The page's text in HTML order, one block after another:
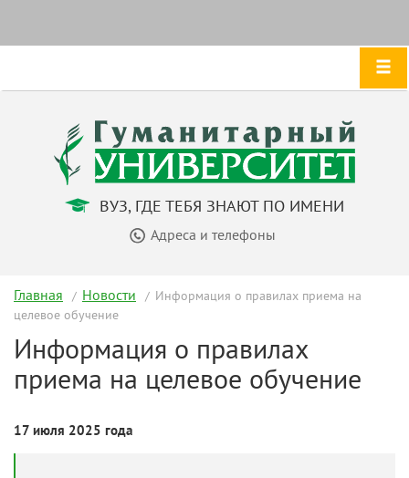
ВУЗ, ГДЕ ТЕБЯ ЗНАЮТ ПО ИМЕНИ
Адреса и телефоны
Главная Новости
Информация о правилах приема на
целевое обучение
Информация о правилах
приема на целевое обучение
17 июля 2025 года